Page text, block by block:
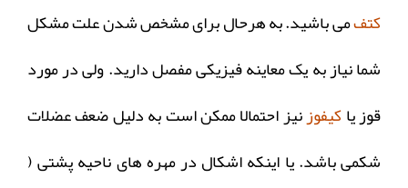
کتفمی باشید. به هرحال برای مشخص شدن علت مشکل
شما نیاز به یک معاینه فیزیکی مفصل دارید. ولی در مورد
قوز یاکیفوزنیز احتمالا ممکن است به دلیل ضعف عضلات
شکمی باشد. یا اینکه اشکال در مهره های ناحیه پشتی (